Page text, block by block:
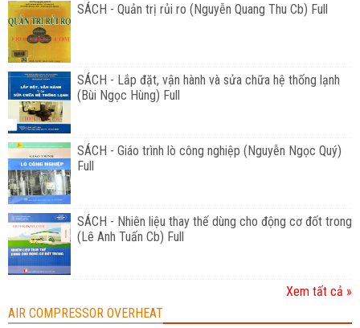
SÁCH - Quản trị rủi ro (Nguyễn Quang Thu Cb) Full
SÁCH - Lắp đặt, vận hành và sửa chữa hệ thống lạnh
(Bùi Ngọc Hùng) Full
SÁCH - Giáo trình lò công nghiệp (Nguyễn Ngọc Quý)
Full
SÁCH - Nhiên liệu thay thế dùng cho động cơ đốt trong
(Lê Anh Tuấn Cb) Full
Xem tất cả »
AIR COMPRESSOR OVERHEAT